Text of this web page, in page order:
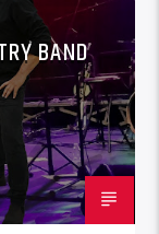
BAND